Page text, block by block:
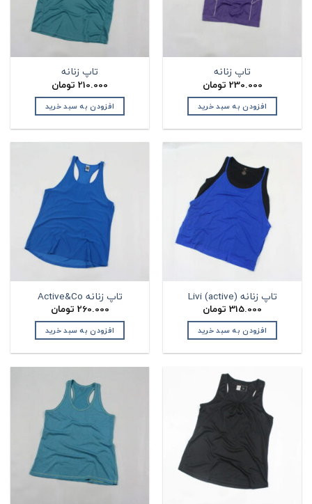
تاپ زنانه
230.000 تومان
افزودن به سبد خرید
تاپ زنانه
210.000 تومان
افزودن به سبد خرید
تاپ زنانه Livi (active)
315.000 تومان
افزودن به سبد خرید
تاپ زنانه Active&Co
260.000 تومان
افزودن به سبد خرید